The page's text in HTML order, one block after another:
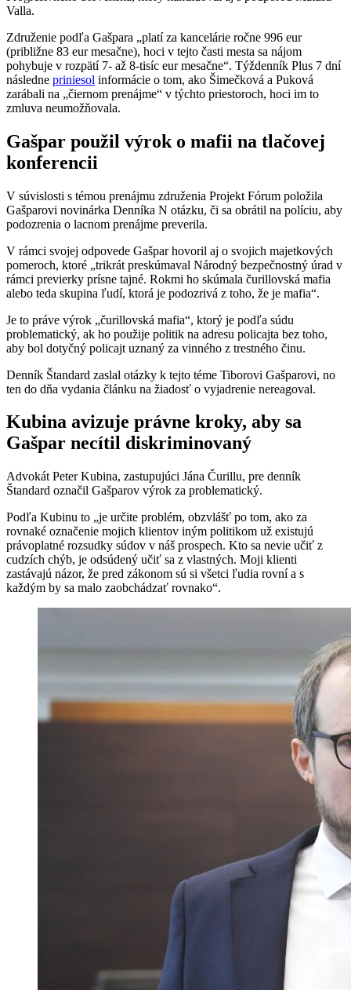
Valla.
Združenie podľa Gašpara „platí za kancelárie ročne 996 eur
(približne 83 eur mesačne), hoci v tejto časti mesta sa nájom
pohybuje v rozpätí 7- až 8-tisíc eur mesačne“. Týždenník Plus 7 dní
následne priniesol informácie o tom, ako Šimečková a Puková
zarábali na „čiernom prenájme“ v týchto priestoroch, hoci im to
zmluva neumožňovala.
Gašpar použil výrok o mafii na tlačovej
konferencii
V súvislosti s témou prenájmu združenia Projekt Fórum položila
Gašparovi novinárka Denníka N otázku, či sa obrátil na políciu, aby
podozrenia o lacnom prenájme preverila.
V rámci svojej odpovede Gašpar hovoril aj o svojich majetkových
pomeroch, ktoré „trikrát preskúmaval Národný bezpečnostný úrad v
rámci previerky prísne tajné. Rokmi ho skúmala čurillovská mafia
alebo teda skupina ľudí, ktorá je podozrivá z toho, že je mafia“.
Je to práve výrok „čurillovská mafia“, ktorý je podľa súdu
problematický, ak ho použije politik na adresu policajta bez toho,
aby bol dotyčný policajt uznaný za vinného z trestného činu.
Denník Štandard zaslal otázky k tejto téme Tiborovi Gašparovi, no
ten do dňa vydania článku na žiadosť o vyjadrenie nereagoval.
Kubina avizuje právne kroky, aby sa
Gašpar necítil diskriminovaný
Advokát Peter Kubina, zastupujúci Jána Čurillu, pre denník
Štandard označil Gašparov výrok za problematický.
Podľa Kubinu to „je určite problém, obzvlášť po tom, ako za
rovnaké označenie mojich klientov iným politikom už existujú
právoplatné rozsudky súdov v náš prospech. Kto sa nevie učiť z
cudzích chýb, je odsúdený učiť sa z vlastných. Moji klienti
zastávajú názor, že pred zákonom sú si všetci ľudia rovní a s
každým by sa malo zaobchádzať rovnako“.